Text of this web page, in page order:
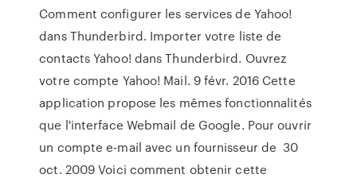
Comment configurer les services de Yahoo!
dans Thunderbird. Importer votre liste de
contacts Yahoo! dans Thunderbird. Ouvrez
votre compte Yahoo! Mail. 9 févr. 2016 Cette
application propose les mêmes fonctionnalités
que l'interface Webmail de Google. Pour ouvrir
un compte e-mail avec un fournisseur de 30
oct. 2009 Voici comment obtenir cette